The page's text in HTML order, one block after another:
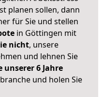
planen sollen, dann
für Sie und stellen
in Göttingen mit
nicht, unsere
und lehnen Sie
unserer 6 Jahre
und holen Sie